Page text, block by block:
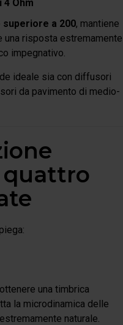
4 Ohm
a 200, mantiene
risposta estremamente
impegnativo.
ideale sia con diffusori
da pavimento di medio-
quattro
una timbrica
la microdinamica delle
naturale.